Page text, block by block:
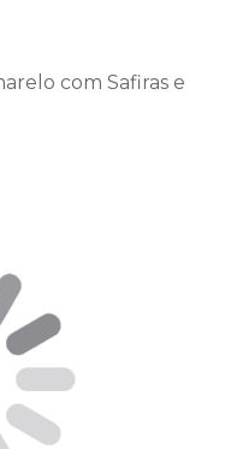
com Safiras e